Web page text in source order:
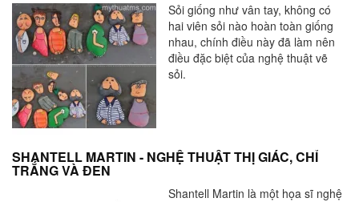
Sỏi giống như vân tay, không có
hai viên sỏi nào hoàn toàn giống
nhau, chính điều này đã làm nên
điều đặc biệt của nghệ thuật vẽ
sỏi.
SHANTELL MARTIN - NGHỆ THUẬT THỊ GIÁC, CHỈ
TRẮNG VÀ ĐEN
Shantell Martin là một họa sĩ nghệ